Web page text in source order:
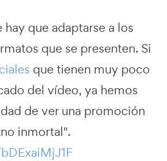
que adaptarse a los
que se presenten. Si
que tienen muy poco
del vídeo, ya hemos
de ver una promoción
inmortal".